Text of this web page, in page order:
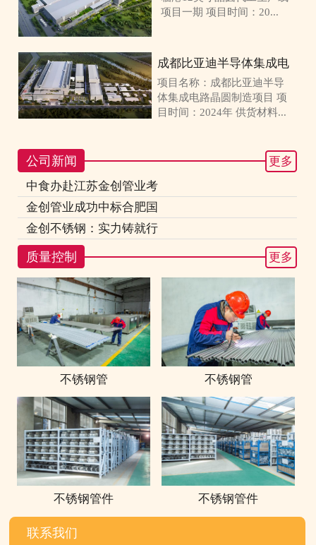
项目一期 项目时间：20...
成都比亚迪半导体集成电
项目名称：成都比亚迪半导
体集成电路晶圆制造项目 项
目时间：2024年 供货材料...
公司新闻
更多
中食办赴江苏金创管业考
金创管业成功中标合肥国
金创不锈钢：实力铸就行
质量控制 更多
不锈钢管 不锈钢管
不锈钢管件 不锈钢管件
联系我们